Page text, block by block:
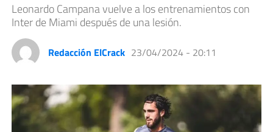
Leonardo Campana vuelve a los entrenamientos con
Inter de Miami después de una lesión.
Redacción ElCrack 23/04/2024 - 20:11